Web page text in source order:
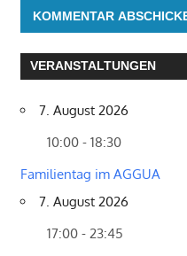
VERANSTALTUNGEN
7. August 2026
10:00 - 18:30
Familientag im AGGUA
7. August 2026
17:00 - 23:45